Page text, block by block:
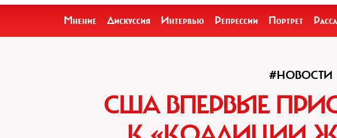
Мнение Дискуссия Интервью Репрессии Портрет
#НОВОСТИ
США ВПЕРВЫЕ